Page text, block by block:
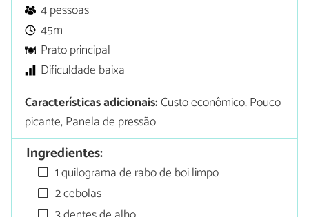
4 pessoas
45m
Prato principal
Dificuldade baixa
Características adicionais:Custo econômico, Pouco
picante, Panela de pressão
Ingredientes:
1 quilograma de rabo de boi limpo
2 cebolas